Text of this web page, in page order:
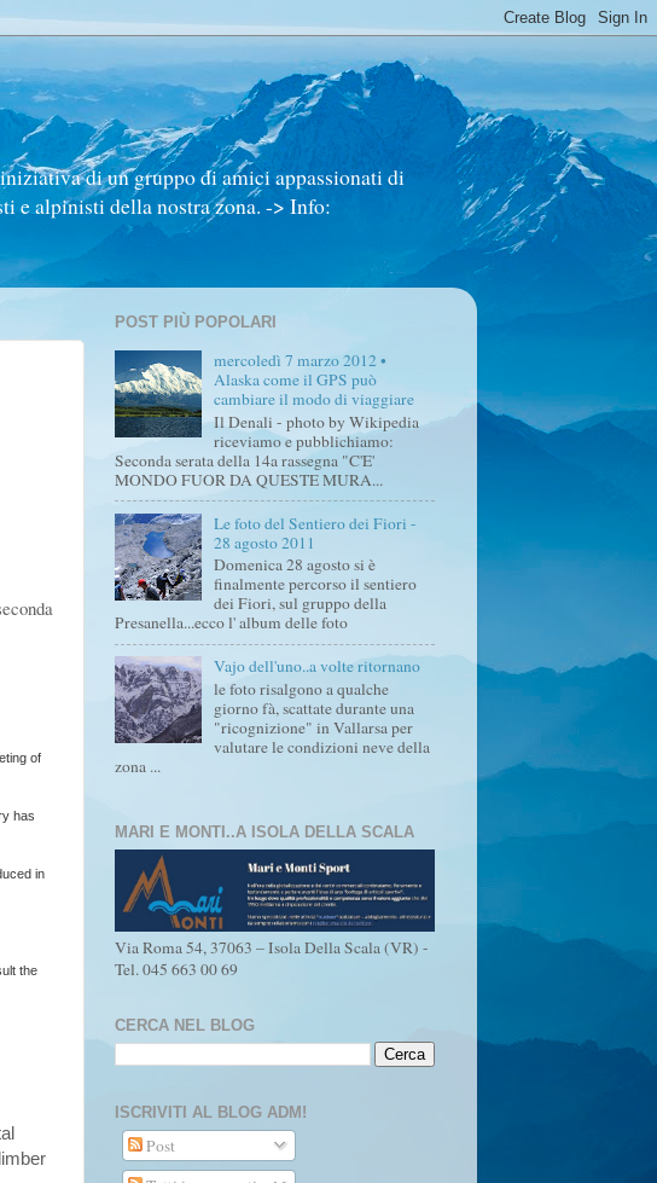
di un gruppo di amici appassionati di
e alpinisti della nostra zona. -> Info:
of
has
in
the
POST PIÙ POPOLARI
mercoledì 7 marzo 2012 •
Alaska come il GPS può
cambiare il modo di viaggiare
Il Denali - photo by Wikipedia
riceviamo e pubblichiamo:
Seconda serata della 14a rassegna "C'E'
MONDO FUOR DA QUESTE MURA...
Le foto del Sentiero dei Fiori -
28 agosto 2011
Domenica 28 agosto si è
finalmente percorso il sentiero
dei Fiori, sul gruppo della
Presanella...ecco l' album delle foto
Vajo dell'uno..a volte ritornano
le foto risalgono a qualche
giorno fà, scattate durante una
"ricognizione" in Vallarsa per
valutare le condizioni neve della
zona ...
MARI E MONTI..A ISOLA DELLA SCALA
Via Roma 54, 37063 – Isola Della Scala (VR) -
Tel. 045 663 00 69
CERCA NEL BLOG
ISCRIVITI AL BLOG ADM!
Post